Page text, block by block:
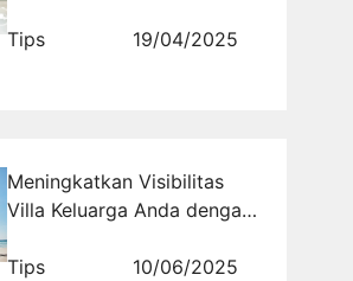
Tips
19/04/2025
Meningkatkan Visibilitas
Villa Keluarga Anda dengan
Tips
10/06/2025